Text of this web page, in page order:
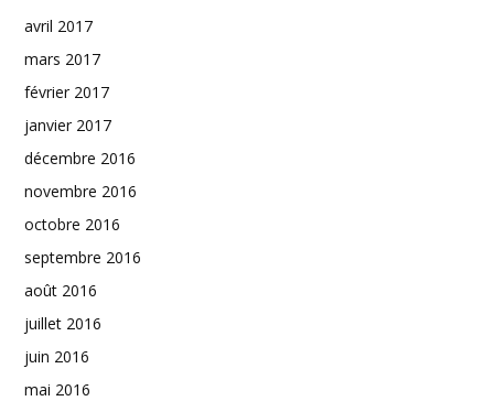
avril 2017
mars 2017
février 2017
janvier 2017
décembre 2016
novembre 2016
octobre 2016
septembre 2016
août 2016
juillet 2016
juin 2016
mai 2016